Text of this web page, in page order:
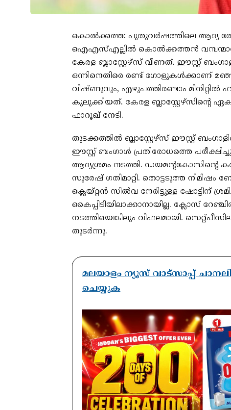
കൊല്‍ക്കത്ത: പുതുവര്‍ഷത്തിലെ ആദ്യ
ഐഎസ്എല്ലില്‍ കൊല്‍ക്കത്തന്‍
കേരള ബ്ലാസ്റ്റേഴ്‌സ് വീണത്. ഈസ്റ്റ്
ഒന്നിനെതിരെ രണ്ട് ഗോളുകള്‍ക്കാണ്
വിഷ്ണുവും, എഴുപത്തിരണ്ടാം മിനിറ്റില്‍
കുലുക്കിയത്. കേരള ബ്ലാസ്റ്റേഴ്‌സിന്റെ
ഫാറൂഖ് നേടി.
തുടക്കത്തില്‍ ബ്ലാസ്റ്റേഴ്സ് ഈസ്റ്റ്
ഈസ്റ്റ് ബംഗാള്‍ പ്രതിരോധത്തെ
ആദ്യശ്രമം നടത്തി. ഡയമന്റകോസിന്റെ
സുരേഷ് ഗതിമാറ്റി. തൊട്ടടുത്ത നിമിഷം
ക്ലെയ്റ്റന്‍ സില്‍വ നേരിട്ടുള്ള ഷോട്ടിന്
കൈപ്പിടിയിലാക്കാനായില്ല. ക്ലോസ്
നടത്തിയെങ്കിലും വിഫലമായി.
തുടര്‍ന്നു.
മലയാളം ന്യൂസ് വാട്സാപ്പ്
ചെയ്യുക